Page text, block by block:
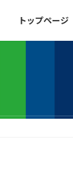
トップページ